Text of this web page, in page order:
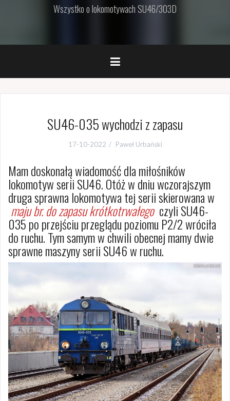
Wszystko o lokomotywach SU46/303D
SU46-035 wychodzi z zapasu
17-10-2022 Paweł Urbański
Mam doskonałą wiadomość dla miłośników
lokomotyw serii SU46. Otóż w dniu wczorajszym
druga sprawna lokomotywa tej serii skierowana w
maju br. do zapasu krótkotrwałego czyli SU46-
035 po przejściu przeglądu poziomu P2/2 wróciła
do ruchu. Tym samym w chwili obecnej mamy dwie
sprawne maszyny serii SU46 w ruchu.